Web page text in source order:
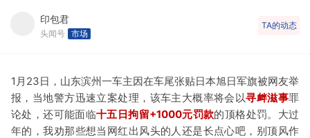
印包君
头闻号 市场
TA的动态
1月23日，山东滨州一车主因在车尾张贴日本旭日军旗被网友举
报，当地警方迅速立案处理，该车主大概率将会以寻衅滋事罪
论处，还可能面临十五日拘留+1000元罚款的顶格处罚。大过
年的，我劝那些想当网红出风头的人还是长点心吧，别顶风作